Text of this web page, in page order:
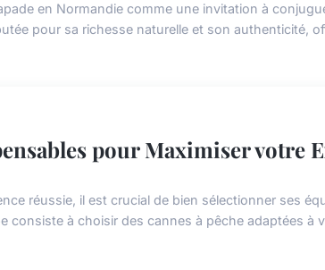
en Normandie comme une invitation à
pour sa richesse naturelle et son authenticité,
pour Maximiser votre
réussie, il est crucial de bien sélectionner ses
consiste à choisir des cannes à pêche adaptées à